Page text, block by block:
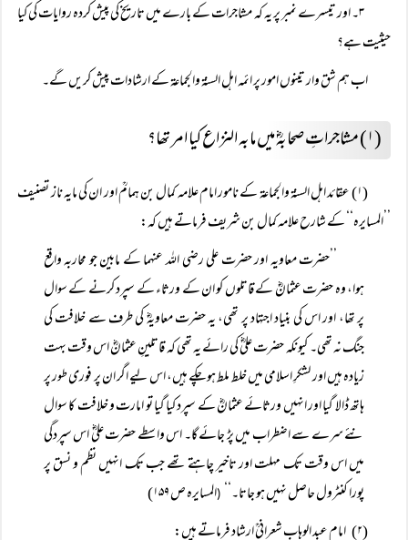
۳۔ اور تیسرے نمبر پر یہ کہ مشاجرات کے بارے میں تاریخ کی پیش کردہ روایات کی کیا
حیثیت ہے؟
اب ہم شق وار تینوں امور پر ائمہ اہل السنۃ والجماعۃ کے ارشادات پیش کریں گے۔
(۱) مشاجراتِ صحابہؓ میں مابہ النزاع کیا امر تھا؟
(۱) عقائد اہل السنۃ والجماعۃ کے نامور امام علامہ کمال بن ہمامؒ اور ان کی مایہ ناز تصنیف
’’المسایرہ‘‘ کے شارح علامہ کمال بن شریف فرماتے ہیں کہ:
’’حضرت معاویہ اور حضرت علی رضی اللہ عنہما کے مابین جو محاربہ واقع
ہوا، وہ حضرت عثمانؓ کے قاتلوں کو ان کے ورثاء کے سپرد کرنے کے سوال
پر تھا، اور اس کی بنیاد اجتہاد پر تھی، یہ حضرت معاویہؓ کی طرف سے خلافت کی
جنگ نہ تھی۔ کیونکہ حضرت علیؓ کی رائے یہ تھی کہ قاتلینِ عثمانؓ اس وقت بہت
زیادہ ہیں اور لشکرِ اسلامی میں خلط ملط ہو چکے ہیں، اس لیے اگر ان پر فوری طور پر
ہاتھ ڈالا گیا اور انہیں ورثائے عثمانؓ کے سپرد کیا گیا تو امارت و خلافت کا سوال
نئے سرے سے اضطراب میں پڑ جائے گا۔ اس واسطے حضرت علیؓ اس سپردگی
میں اس وقت تک مہلت اور تاخیر چاہتے تھے جب تک انہیں نظم و نسق پر
پورا کنٹرول حاصل نہیں ہو جاتا۔‘‘
(المسایرہ ص ۱۵۹)
(۲) امام عبد الوہاب شعرانیؒ ارشاد فرماتے ہیں: